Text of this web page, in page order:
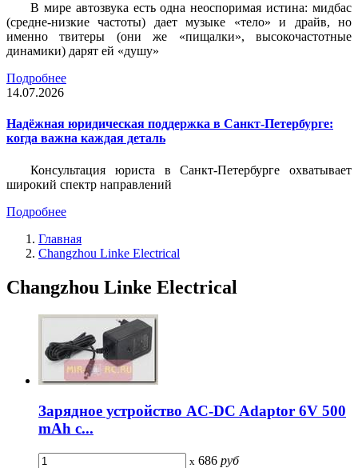
В мире автозвука есть одна неоспоримая истина: мидбас
(средне-низкие частоты) дает музыке «тело» и драйв, но
именно твитеры (они же «пищалки», высокочастотные
динамики) дарят ей «душу»
Подробнее
14.07.2026
Надёжная юридическая поддержка в Санкт-Петербурге:
когда важна каждая деталь
Консультация юриста в Санкт-Петербурге охватывает
широкий спектр направлений
Подробнее
Главная
Changzhou Linke Electrical
Changzhou Linke Electrical
Зарядное устройство AC-DC Adaptor 6V 500
mAh с...
x 686 руб